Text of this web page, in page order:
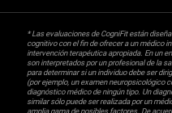
* Las evaluaciones de CogniFit están
cognitivo con el fin de ofrecer a un médico
intervención terapéutica apropiada. En un
son interpretados por un profesional de la
para determinar si un individuo debe ser
(por ejemplo, un examen neuropsicológico
diagnóstico médico de ningún tipo. Un
similar sólo puede ser realizada por un
amplia gama de posibles factores. De